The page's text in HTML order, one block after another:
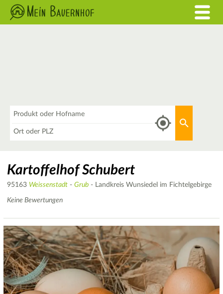
Kartoffelhof Schubert
95163 Weissenstadt - Grub - Landkreis Wunsiedel im Fichtelgebirge
Keine Bewertungen